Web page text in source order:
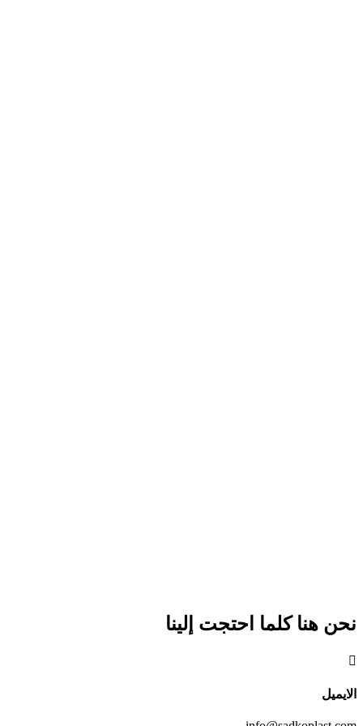
نحن هنا كلما احتجت إلينا

الايميل